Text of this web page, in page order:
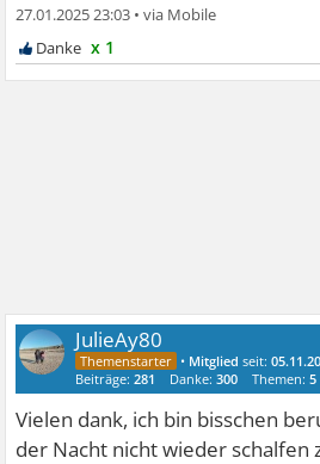
27.01.2025 23:03 •
x 1
JulieAy80
• Mitglied seit:
Beiträge:281 Danke:300 Themen:5
Vielen dank, ich bin bisschen
der Nacht nicht wieder schalfen